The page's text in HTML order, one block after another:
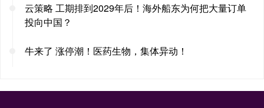
云策略 工期排到2029年后！海外船东为何把大量订单
投向中国？
牛来了 涨停潮！医药生物，集体异动！